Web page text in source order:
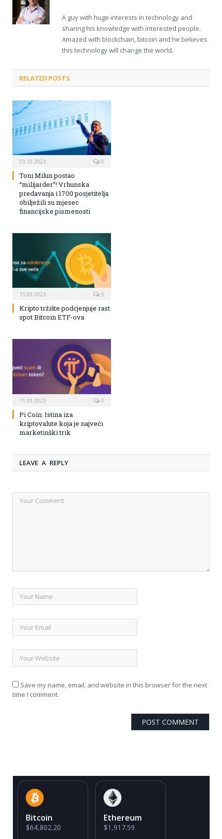
A guy with huge interests in technology and
sharing his knowledge with interested people.
Amazed with blockchain, bitcoin and he believes
this technology will change the world.
RELATED POSTS
03.10.2023 0
Toni Milun postao
“milijarder”! Vrhunska
predavanja i 1700 posjetitelja
obilježili su mjesec
financijske pismenosti
13.09.2023 0
Kripto tržište podcjenjuje rast
spot Bitcoin ETF-ova
11.09.2023 0
Pi Coin: Istina iza
kriptovalute koja je najveći
marketinški trik
LEAVE A REPLY
Save my name, email, and website in this browser for the next
time I comment.
Bitcoin
$64,802.20
Ethereum
$1,917.59